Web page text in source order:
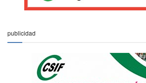
publicidad